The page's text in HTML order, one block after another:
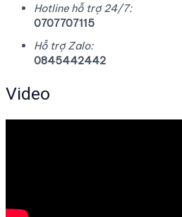
Hotline hỗ trợ 24/7:
0707707115
Hỗ trợ Zalo:
0845442442
Video